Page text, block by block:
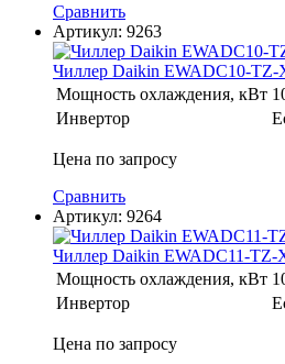
Сравнить
Артикул: 9263
Чиллер Daikin EWADC10-
Мощность охлаждения, кВт
Инвертор
Цена по запросу
Сравнить
Артикул: 9264
Чиллер Daikin EWADC11-
Мощность охлаждения, кВт
Инвертор
Цена по запросу